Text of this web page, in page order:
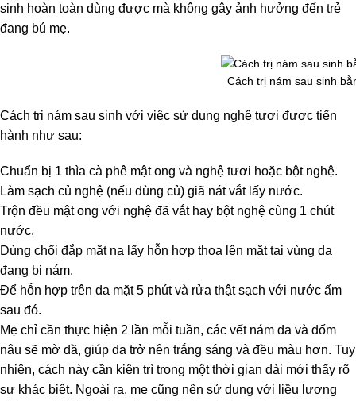
sinh hoàn toàn dùng được mà không gây ảnh hưởng đến trẻ
đang bú mẹ.
Cách trị nám sau sinh
Cách trị nám sau sinh với việc sử dụng nghệ tươi được tiến
hành như sau:
Chuẩn bị 1 thìa cà phê mật ong và nghệ tươi hoặc bột nghệ.
Làm sạch củ nghệ (nếu dùng củ) giã nát vắt lấy nước.
Trộn đều mật ong với nghệ đã vắt hay bột nghệ cùng 1 chút
nước.
Dùng chổi đắp mặt nạ lấy hỗn hợp thoa lên mặt tại vùng da
đang bị nám.
Để hỗn hợp trên da mặt 5 phút và rửa thật sạch với nước ấm
sau đó.
Mẹ chỉ cần thực hiện 2 lần mỗi tuần, các vết nám da và đốm
nâu sẽ mờ dầ, giúp da trở nên trắng sáng và đều màu hơn. Tuy
nhiên, cách này cần kiên trì trong một thời gian dài mới thấy rõ
sự khác biệt. Ngoài ra, mẹ cũng nên sử dụng với liều lượng